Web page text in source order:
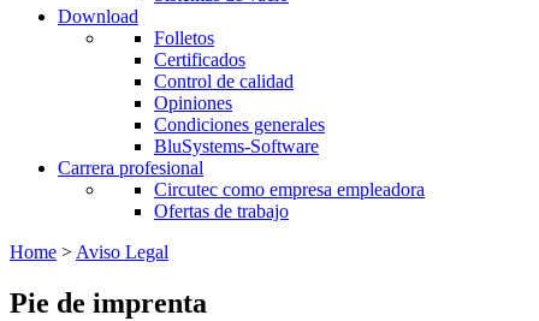
Download
Folletos
Certificados
Control de calidad
Opiniones
Condiciones generales
BluSystems-Software
Carrera profesional
Circutec como empresa empleadora
Ofertas de trabajo
Home > Aviso Legal
Pie de imprenta